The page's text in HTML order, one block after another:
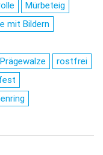
Mürbeteig
mit Bildern
Prägewalze
rostfrei